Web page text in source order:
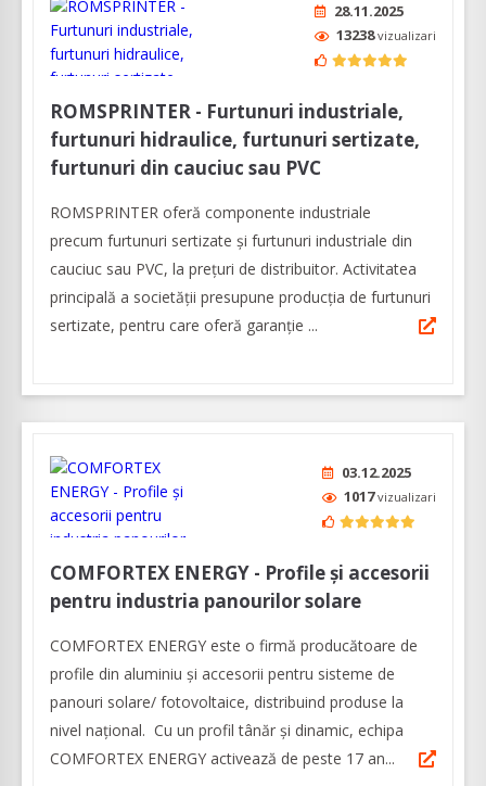
28.11.2025
13238vizualizari
ROMSPRINTER - Furtunuri industriale,
furtunuri hidraulice, furtunuri sertizate,
furtunuri din cauciuc sau PVC
ROMSPRINTER oferă componente industriale
precum furtunuri sertizate și furtunuri industriale din
cauciuc sau PVC, la prețuri de distribuitor. Activitatea
principală a societăţii presupune producţia de furtunuri
sertizate, pentru care oferă garanţie ...
03.12.2025
1017vizualizari
COMFORTEX ENERGY - Profile și accesorii
pentru industria panourilor solare
COMFORTEX ENERGY este o firmă producătoare de
profile din aluminiu și accesorii pentru sisteme de
panouri solare/ fotovoltaice, distribuind produse la
nivel național. Cu un profil tânăr și dinamic, echipa
COMFORTEX ENERGY activează de peste 17 an...